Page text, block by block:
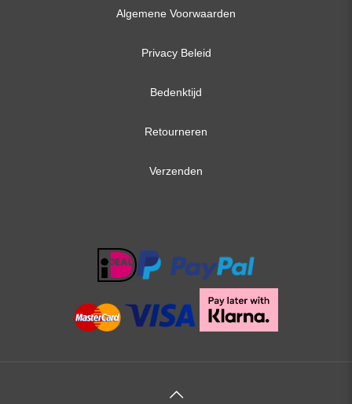
Algemene Voorwaarden
Privacy Beleid
Bedenktijd
Retourneren
Verzenden